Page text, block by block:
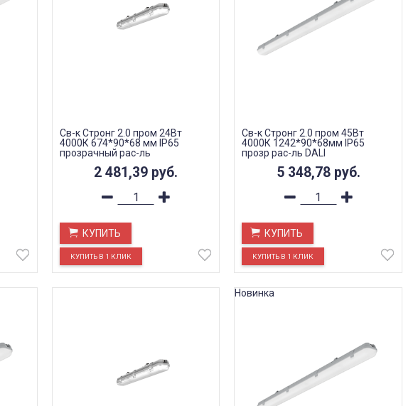
Св-к Стронг 2.0 пром 24Вт
4000К 674*90*68 мм IP65
прозрачный рас-ль
2 481,39 руб.
КУПИТЬ
Св-к Стронг 2.0 пром 45Вт
4000К 1242*90*68мм IP65
прозр рас-ль DALI
5 348,78 руб.
КУПИТЬ
Новинка